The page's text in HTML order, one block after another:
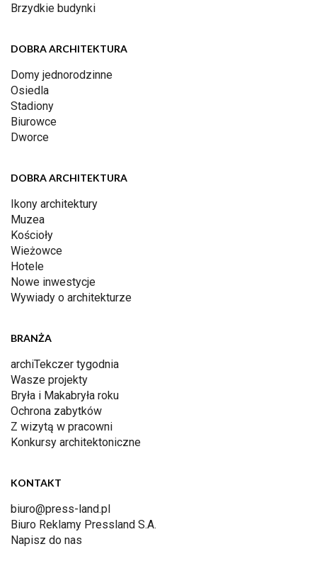
Brzydkie budynki
DOBRA ARCHITEKTURA
Domy jednorodzinne
Osiedla
Stadiony
Biurowce
Dworce
DOBRA ARCHITEKTURA
Ikony architektury
Muzea
Kościoły
Wieżowce
Hotele
Nowe inwestycje
Wywiady o architekturze
BRANŻA
archiTekczer tygodnia
Wasze projekty
Bryła i Makabryła roku
Ochrona zabytków
Z wizytą w pracowni
Konkursy architektoniczne
KONTAKT
biuro@press-land.pl
Biuro Reklamy Pressland S.A.
Napisz do nas